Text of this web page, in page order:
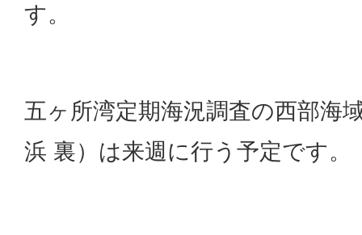
す。
五ヶ所湾定期海況調査の西部海
浜 裏）は来週に行う予定です。